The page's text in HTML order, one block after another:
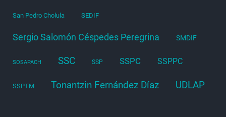
San Pedro Cholula SEDIF
Sergio Salomón Céspedes Peregrina SMDIF
SOSAPACH SSC SSP SSPC SSPPC
SSPTM Tonantzin Fernández Díaz UDLAP